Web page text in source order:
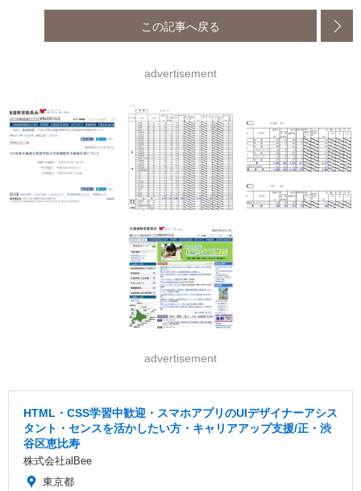
この記事へ戻る
advertisement
advertisement
HTML・CSS学習中歓迎・スマホアプリのUIデザイナーアシス
タント・センスを活かしたい方・キャリアアップ支援/正・渋
谷区恵比寿
株式会社alBee
東京都